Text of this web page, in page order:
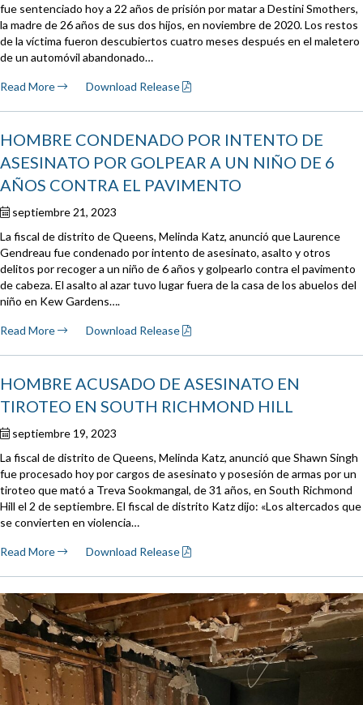
fue sentenciado hoy a 22 años de prisión por matar a Destini Smothers,
la madre de 26 años de sus dos hijos, en noviembre de 2020. Los restos
de la víctima fueron descubiertos cuatro meses después en el maletero
de un automóvil abandonado…
Read More Download Release
HOMBRE CONDENADO POR INTENTO DE
ASESINATO POR GOLPEAR A UN NIÑO DE 6
AÑOS CONTRA EL PAVIMENTO
septiembre 21, 2023
La fiscal de distrito de Queens, Melinda Katz, anunció que Laurence
Gendreau fue condenado por intento de asesinato, asalto y otros
delitos por recoger a un niño de 6 años y golpearlo contra el pavimento
de cabeza. El asalto al azar tuvo lugar fuera de la casa de los abuelos del
niño en Kew Gardens….
Read More Download Release
HOMBRE ACUSADO DE ASESINATO EN
TIROTEO EN SOUTH RICHMOND HILL
septiembre 19, 2023
La fiscal de distrito de Queens, Melinda Katz, anunció que Shawn Singh
fue procesado hoy por cargos de asesinato y posesión de armas por un
tiroteo que mató a Treva Sookmangal, de 31 años, en South Richmond
Hill el 2 de septiembre. El fiscal de distrito Katz dijo: «Los altercados que
se convierten en violencia…
Read More Download Release